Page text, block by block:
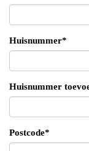
Huisnummer*
Huisnummer
Postcode*